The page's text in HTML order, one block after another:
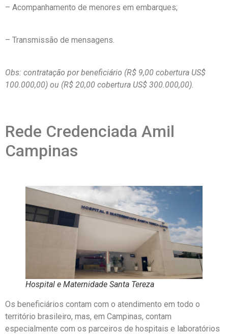
– Acompanhamento de menores em embarques;
– Transmissão de mensagens.
Obs: contratação por beneficiário (R$ 9,00 cobertura US$
100.000,00) ou (R$ 20,00 cobertura US$ 300.000,00).
Rede Credenciada Amil
Campinas
Hospital e Maternidade Santa Tereza
Os beneficiários contam com o atendimento em todo o
território brasileiro, mas, em Campinas, contam
especialmente com os parceiros de hospitais e laboratórios